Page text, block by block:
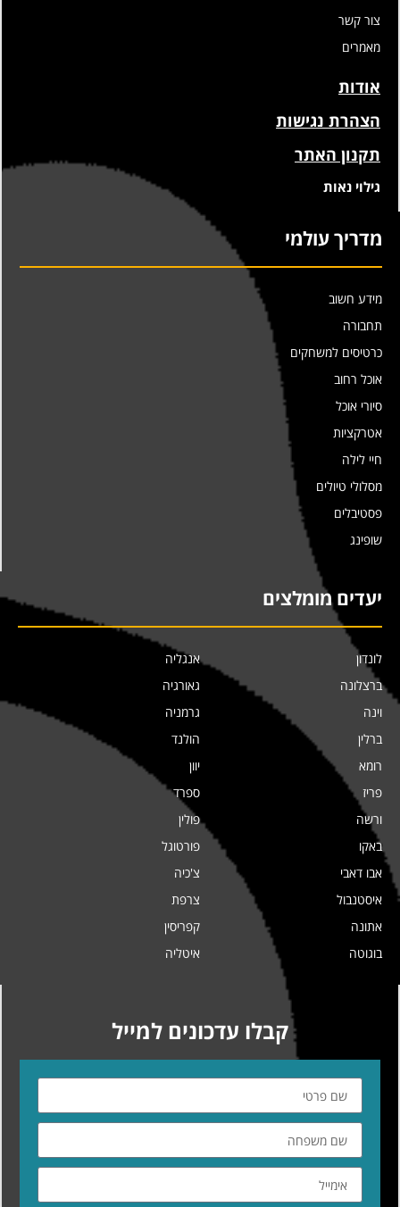
צור קשר
מאמרים
אודות
הצהרת נגישות
תקנון האתר
גילוי נאות
מדריך עולמי
מידע חשוב
תחבורה
כרטיסים למשחקים
אוכל רחוב
סיורי אוכל
אטרקציות
חיי לילה
מסלולי טיולים
פסטיבלים
שופינג
יעדים מומלצים
לונדון
ברצלונה
וינה
ברלין
רומא
פריז
ורשה
באקו
אבו דאבי
איסטנבול
אתונה
בוגוטה
אנגליה
גאורגיה
גרמניה
הולנד
יוון
ספרד
פולין
פורטוגל
צ'כיה
צרפת
קפריסין
איטליה
קבלו עדכונים למייל